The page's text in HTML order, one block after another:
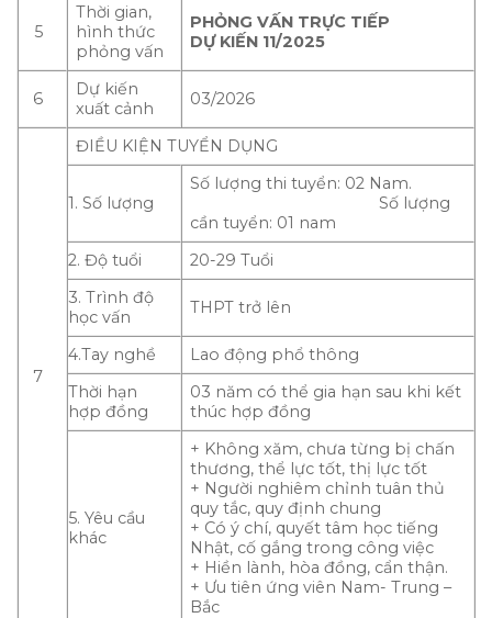
5
Thời gian,
hình thức
phỏng vấn
PHỎNG VẤN TRỰC TIẾP
DỰ KIẾN 11/2025
6
Dự kiến
xuất cảnh
03/2026
7
ĐIỀU KIỆN TUYỂN DỤNG
1. Số lượng
Số lượng thi tuyển: 02 Nam.
Số lượng
cần tuyển: 01 nam
2. Độ tuổi
20-29 Tuổi
3. Trình độ
học vấn
THPT trở lên
4.Tay nghề
Lao động phổ thông
Thời hạn
hợp đồng
03 năm có thể gia hạn sau khi kết
thúc hợp đồng
5. Yêu cầu
khác
+ Không xăm, chưa từng bị chấn
thương, thể lực tốt, thị lực tốt
+ Người nghiêm chỉnh tuân thủ
quy tắc, quy định chung
+ Có ý chí, quyết tâm học tiếng
Nhật, cố gắng trong công việc
+ Hiền lành, hòa đồng, cẩn thận.
+ Ưu tiên ứng viên Nam- Trung –
Bắc